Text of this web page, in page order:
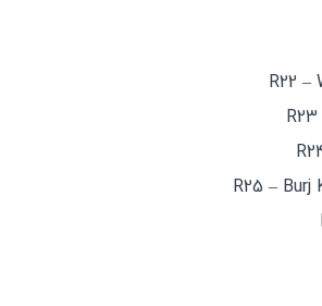
R22 –
R25 – Burj